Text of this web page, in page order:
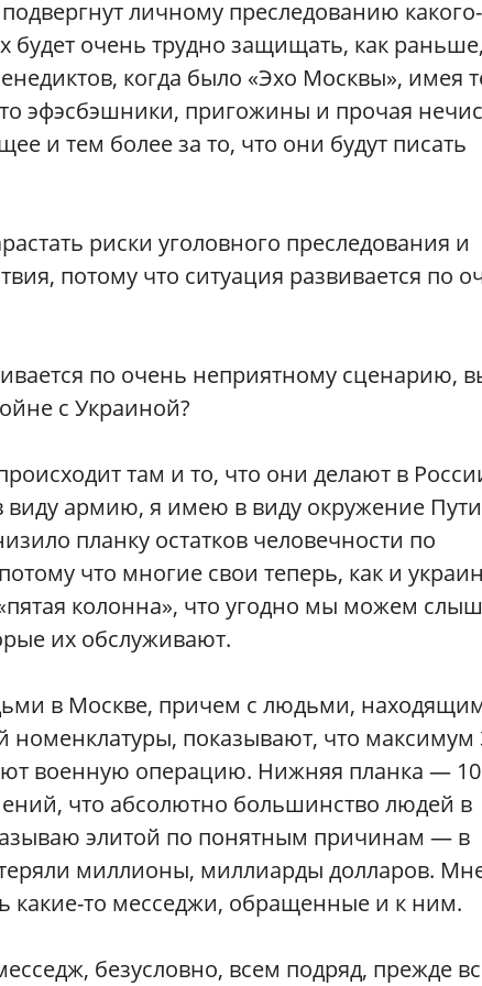
личному преследованию какого-
будет очень трудно защищать, как раньше,
когда было «Эхо Москвы», имея
эфэсбэшники, пригожины и прочая
и тем более за то, что они будут писать
риски уголовного преследования и
потому что ситуация развивается по
по очень неприятному сценарию,
с Украиной?
там и то, что они делают в
армию, я имею в виду окружение
планку остатков человечности по
что многие свои теперь, как и
колонна», что угодно мы можем
их обслуживают.
в Москве, причем с людьми,
номенклатуры, показывают, что максимум
военную операцию. Нижняя планка — 10
что абсолютно большинство людей в
элитой по понятным причинам — в
миллионы, миллиарды долларов.
какие-то месседжи, обращенные и к ним.
безусловно, всем подряд, прежде